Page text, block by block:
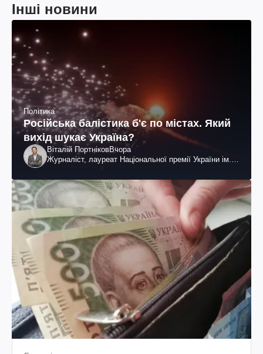
Інші новини
Політика
Російська балістика б'є по містах. Який
вихід шукає Україна?
Віталій ПортніковВчора
Журналіст, лауреат Національної премії України ім.